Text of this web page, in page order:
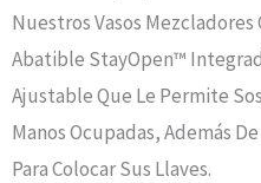
Nuestros Vasos Mezcladores
Abatible StayOpen™
Ajustable Que Le Permite
Manos Ocupadas, Además
Para Colocar Sus Llaves.